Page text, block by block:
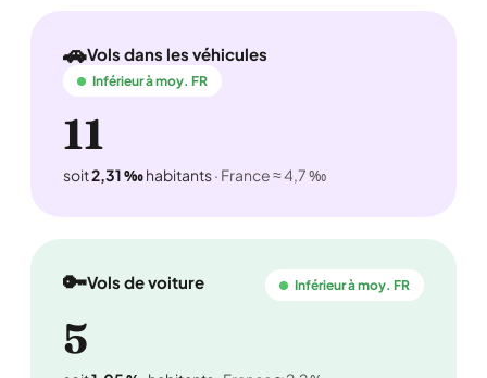
🚗Vols dans les véhicules
Inférieur à moy. FR
11
soit2,31 ‰habitants· France ≈ 4,7 ‰
🔑Vols de voiture Inférieur à moy. FR
5